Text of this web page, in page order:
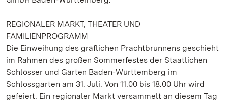
REGIONALER MARKT, THEATER UND
FAMILIENPROGRAMM
Die Einweihung des gräflichen Prachtbrunnens geschieht
im Rahmen des großen Sommerfestes der Staatlichen
Schlösser und Gärten Baden-Württemberg im
Schlossgarten am 31. Juli. Von 11.00 bis 18.00 Uhr wird
gefeiert. Ein regionaler Markt versammelt an diesem Tag